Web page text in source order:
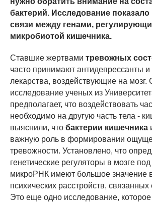
бактерий. Исследование показало
связи между генами,
микробиотой кишечника.
Ставшие жертвами тревожных
часто принимают антидепрессанты и
лекарства, воздействующие на мозг.
исследование ученых из
предполагает, что воздействовать
необходимо на другую часть тела -
выяснили, что бактерии кишечника
важную роль в формировании
тревожности. Установлено, что
генетические регуляторы в мозге
микроРНК имеют большое значение
психических расстройств,
Это еще одно исследование,